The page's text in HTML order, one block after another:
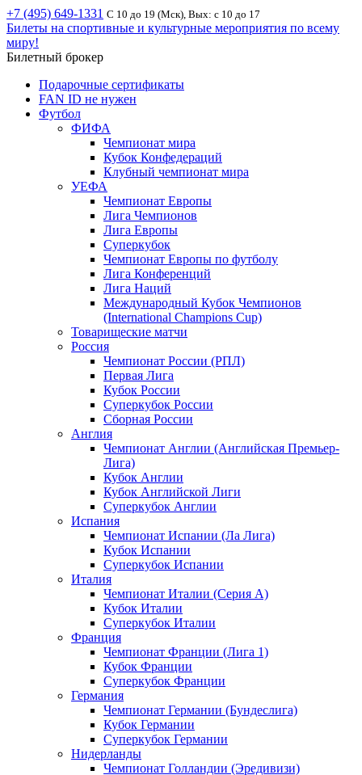
+7 (495) 649-1331 С 10 до 19 (Мск), Вых: с 10 до 17
Билеты на спортивные и культурные мероприятия по всему
миру!
Билетный брокер
Подарочные сертификаты
FAN ID не нужен
Футбол
ФИФА
Чемпионат мира
Кубок Конфедераций
Клубный чемпионат мира
УЕФА
Чемпионат Европы
Лига Чемпионов
Лига Европы
Суперкубок
Чемпионат Европы по футболу
Лига Конференций
Лига Наций
Международный Кубок Чемпионов
(International Champions Cup)
Товарищеские матчи
Россия
Чемпионат России (РПЛ)
Первая Лига
Кубок России
Суперкубок России
Сборная России
Англия
Чемпионат Англии (Английская Премьер-
Лига)
Кубок Англии
Кубок Английской Лиги
Суперкубок Англии
Испания
Чемпионат Испании (Ла Лига)
Кубок Испании
Суперкубок Испании
Италия
Чемпионат Италии (Серия А)
Кубок Италии
Суперкубок Италии
Франция
Чемпионат Франции (Лига 1)
Кубок Франции
Суперкубок Франции
Германия
Чемпионат Германии (Бундеслига)
Кубок Германии
Суперкубок Германии
Нидерланды
Чемпионат Голландии (Эредивизи)